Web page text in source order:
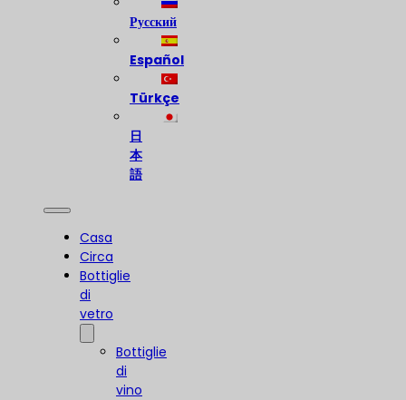
Русский
Español
Türkçe
日
本
語
Casa
Circa
Bottiglie
di
vetro
Bottiglie
di
vino